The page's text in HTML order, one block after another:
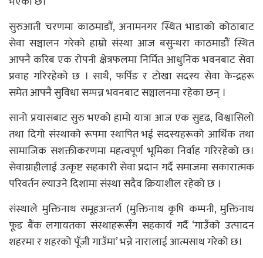
सुरुआती चरणमा काठमाडौं, अनामनगर स्थित भाडाको कोठाबाट
सेवा सञ्चालन गरेको हाम्रो संस्था आज बसुन्धरा काठमाडौं स्थित
आफ्नै करिब एक रोपनी क्षेत्रफलमा निर्मित आधुनिक भवनबाट सेवा
प्रवाह गरिरहेको छ । साथै, फर्पिङ र टोखा सदस्य सेवा केन्द्रहरू
समेत आफ्नै सुविधा सम्पन्न भवनबाट सञ्चालनमा रहेका छन् ।
सानो प्रयासबाट सुरु भएको हामो यात्रा आज एक सुदृढ, विश्वासिलो
तथा दिगो संस्थाको रूपमा स्थापित भई सदस्यहरूको आर्थिक तथा
सामाजिक सशक्तीकरणमा महत्वपूर्ण भूमिका निर्वाह गरिरहेको छ।
सेवाग्राहीलाई उत्कृष्ट सहकारी सेवा प्रदान गर्दै समाजमा सकारात्मक
परिवर्तन ल्याउने दिशामा संस्था सदैव क्रियाशील रहेको छ ।
संस्थाले मुक्तिनाथ समूहअन्तर्ग (मुक्तिनाथ कृषि कम्पनी, मुक्तिनाथ
फूड बैंक लगायतका संस्थाहरूसँग सहकार्य गर्दै ‘गाउँको उत्पादन
शहरमा र शहरको पूँजी गाउँमा’ भन्ने नारालाई आत्मसाथ गरेको छ।